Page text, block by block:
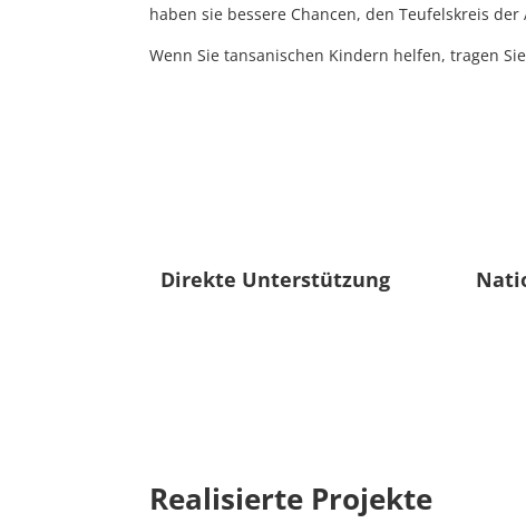
haben sie bessere Chancen, den Teufelskreis
Wenn Sie tansanischen Kindern helfen, tragen
Direkte Unterstützung
Realisierte Projekte